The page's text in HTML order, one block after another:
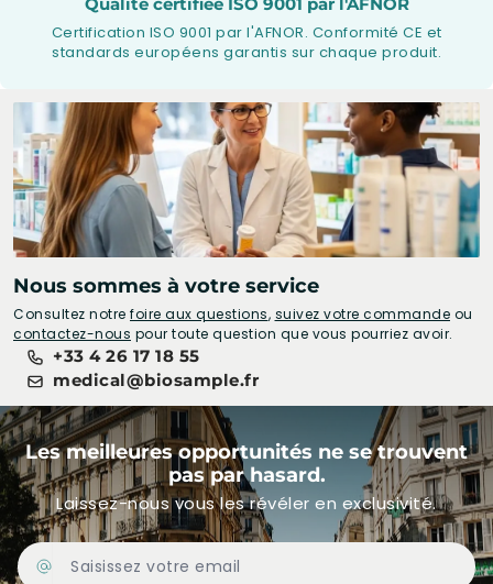
Certification ISO 9001 par l'AFNOR. Conformité CE et
standards européens garantis sur chaque produit.
Nous sommes à votre service
Consultez notre foire aux questions, suivez votre commande ou
contactez-nous pour toute question que vous pourriez avoir.
+33 4 26 17 18 55
medical@biosample.fr
Les meilleures opportunités ne se trouvent
pas par hasard.
Laissez-nous vous les révéler en exclusivité.
Adresse Email